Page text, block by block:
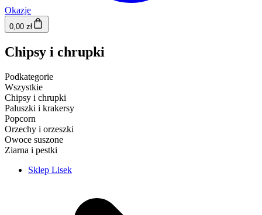
Okazje
0,00 zł
Chipsy i chrupki
Podkategorie
Wszystkie
Chipsy i chrupki
Paluszki i krakersy
Popcorn
Orzechy i orzeszki
Owoce suszone
Ziarna i pestki
Sklep Lisek